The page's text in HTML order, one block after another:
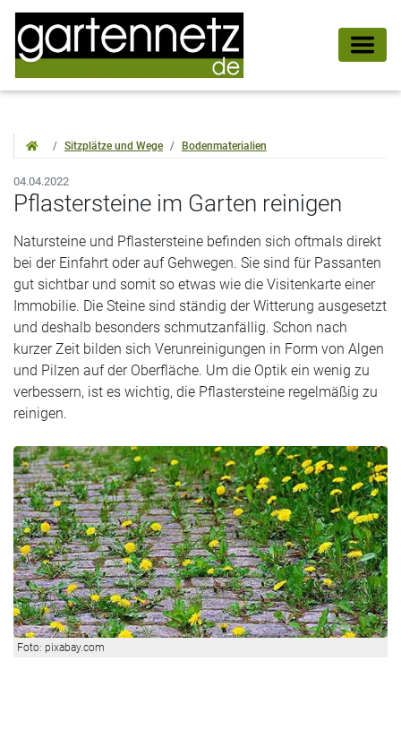
Sitzplätze und Wege Bodenmaterialien
04.04.2022
Pflastersteine im Garten reinigen
Natursteine und Pflastersteine befinden sich oftmals direkt
bei der Einfahrt oder auf Gehwegen. Sie sind für Passanten
gut sichtbar und somit so etwas wie die Visitenkarte einer
Immobilie. Die Steine sind ständig der Witterung ausgesetzt
und deshalb besonders schmutzanfällig. Schon nach
kurzer Zeit bilden sich Verunreinigungen in Form von Algen
und Pilzen auf der Oberfläche. Um die Optik ein wenig zu
verbessern, ist es wichtig, die Pflastersteine regelmäßig zu
reinigen.
Foto: pixabay.com